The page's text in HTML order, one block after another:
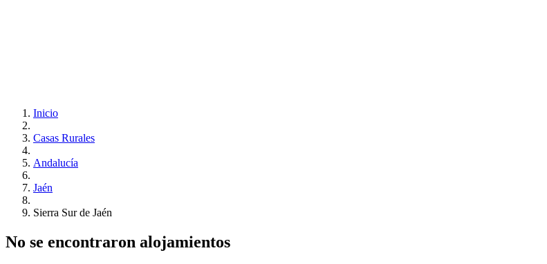
Inicio
Casas Rurales
Andalucía
Jaén
Sierra Sur de Jaén
No se encontraron alojamientos